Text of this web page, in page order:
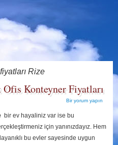
Rize
Konteyner Fiyatları
Bir yorum yapın
bir ev hayaliniz var ise bu
için yanınızdayız. Hem
bu evler sayesinde uygun